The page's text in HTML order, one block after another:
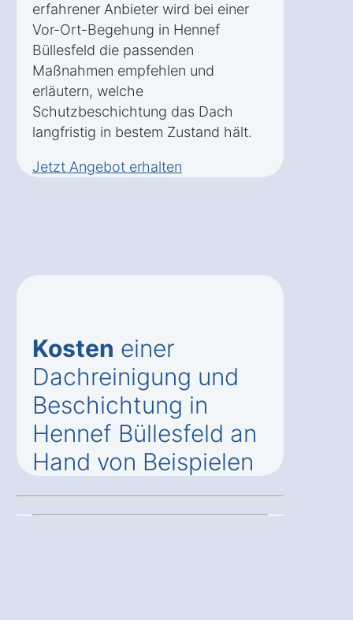
erfahrener Anbieter wird bei einer
Vor-Ort-Begehung in Hennef
Büllesfeld die passenden
Maßnahmen empfehlen und
erläutern, welche
Schutzbeschichtung das Dach
langfristig in bestem Zustand hält.
Jetzt Angebot erhalten
Kosten einer
Dachreinigung und
Beschichtung in
Hennef Büllesfeld an
Hand von Beispielen